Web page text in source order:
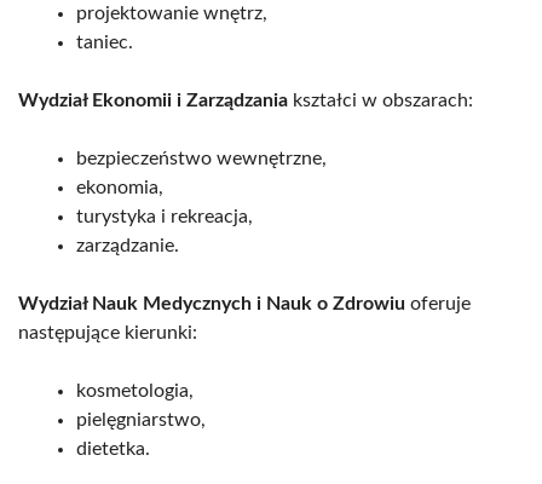
projektowanie wnętrz,
taniec.
Wydział Ekonomii i Zarządzania kształci w obszarach:
bezpieczeństwo wewnętrzne,
ekonomia,
turystyka i rekreacja,
zarządzanie.
Wydział Nauk Medycznych i Nauk o Zdrowiu oferuje
następujące kierunki:
kosmetologia,
pielęgniarstwo,
dietetka.